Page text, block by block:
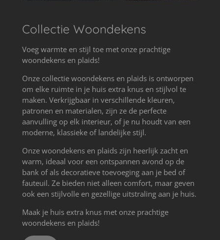
Collectie Woondekens
Voeg warmte en stijl toe met onze prachtige
woondekens en plaids!
Onze collectie woondekens en plaids is ontworpen
om elke ruimte in je huis extra knus en stijlvol te
maken. Verkrijgbaar in verschillende kleuren,
patronen en materialen, zijn ze de perfecte
aanvulling op elk interieur, of je nu houdt van een
moderne, klassieke of landelijke stijl.
Onze woondekens en plaids zijn heerlijk zacht en
warm, ideaal voor een ontspannen avond op de
bank of als decoratieve toevoeging aan je bed of
fauteuil. Ze bieden niet alleen comfort, maar geven
ook een stijlvolle en gezellige uitstraling aan je huis.
Maak je huis extra knus met onze prachtige
woondekens en plaids!